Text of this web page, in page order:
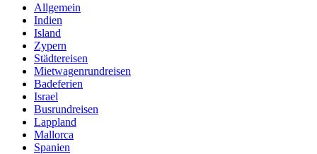
Allgemein
Indien
Island
Zypern
Städtereisen
Mietwagenrundreisen
Badeferien
Israel
Busrundreisen
Lappland
Mallorca
Spanien